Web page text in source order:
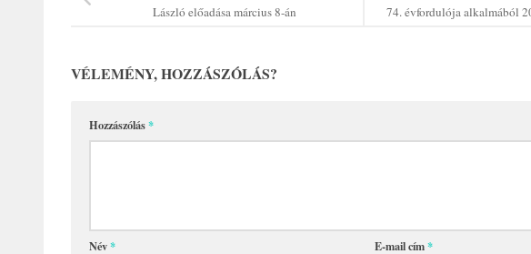
74. évfordulója alkalmából
László előadása március 8-án
VÉLEMÉNY, HOZZÁSZÓLÁS?
Hozzászólás*
Név* E-mail cím*